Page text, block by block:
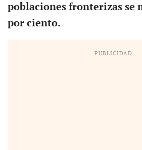
poblaciones fronterizas se
por ciento.
PUBLICIDAD